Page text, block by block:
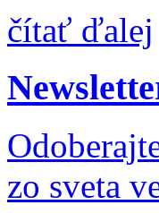
čítať ďalej
zo sveta